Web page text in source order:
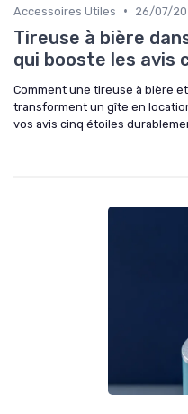
Accessoires Utiles • 26/07/
Tireuse à bière
qui booste les avis
Comment une tireuse à bière
transforment un gîte en
vos avis cinq étoiles